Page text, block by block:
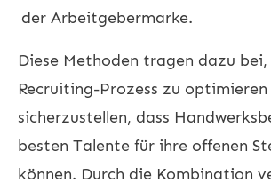
der Arbeitgebermarke.
Diese Methoden tragen dazu bei,
Recruiting-Prozess zu optimieren
sicherzustellen, dass
besten Talente für ihre offenen
können. Durch die Kombination